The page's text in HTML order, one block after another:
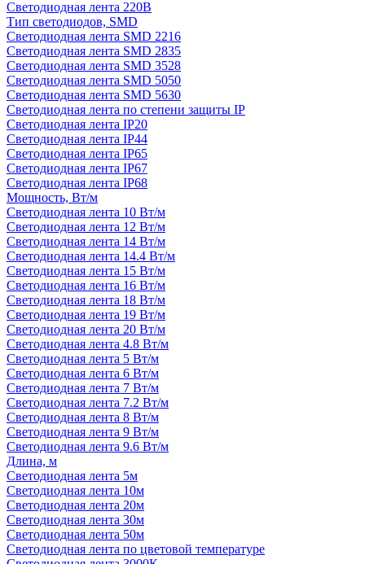
Светодиодная лента 220В
Тип светодиодов, SMD
Cветодиодная лента SMD 2216
Светодиодная лента SMD 2835
Светодиодная лента SMD 3528
Светодиодная лента SMD 5050
Светодиодная лента SMD 5630
Светодиодная лента по степени защиты IP
Светодиодная лента IP20
Светодиодная лента IP44
Светодиодная лента IP65
Светодиодная лента IP67
Светодиодная лента IP68
Мощность, Вт/м
Светодиодная лента 10 Вт/м
Светодиодная лента 12 Вт/м
Светодиодная лента 14 Вт/м
Светодиодная лента 14.4 Вт/м
Светодиодная лента 15 Вт/м
Светодиодная лента 16 Вт/м
Светодиодная лента 18 Вт/м
Светодиодная лента 19 Вт/м
Светодиодная лента 20 Вт/м
Светодиодная лента 4.8 Вт/м
Светодиодная лента 5 Вт/м
Светодиодная лента 6 Вт/м
Светодиодная лента 7 Вт/м
Светодиодная лента 7.2 Вт/м
Светодиодная лента 8 Вт/м
Светодиодная лента 9 Вт/м
Светодиодная лента 9.6 Вт/м
Длина, м
Светодиодная лента 5м
Светодиодная лента 10м
Светодиодная лента 20м
Светодиодная лента 30м
Светодиодная лента 50м
Светодиодная лента по цветовой температуре